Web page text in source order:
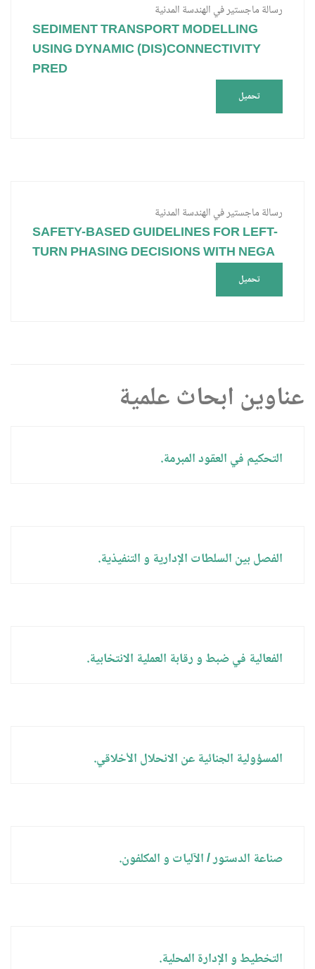
رسالة ماجستير في الهندسة المدنية
SEDIMENT TRANSPORT MODELLING
USING DYNAMIC (DIS)CONNECTIVITY
PRED
تحميل
رسالة ماجستير في الهندسة المدنية
SAFETY-BASED GUIDELINES FOR LEFT-
TURN PHASING DECISIONS WITH NEGA
تحميل
عناوين ابحاث علمية
التحكيم في العقود المبرمة.
الفصل بين السلطات الإدارية و التنفيذية.
الفعالية في ضبط و رقابة العملية الانتخابية.
المسؤولية الجنائية عن الانحلال الأخلاقي.
صناعة الدستور / الآليات و المكلفون.
التخطيط و الإدارة المحلية.